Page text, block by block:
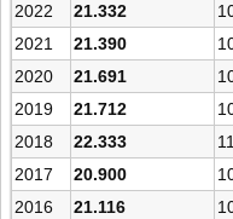
2022
21.332
2021
21.390
2020
21.691
2019
21.712
2018
22.333
2017
20.900
2016
21.116